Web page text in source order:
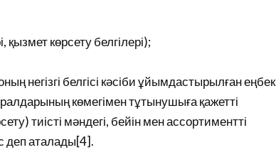
көрсету белгілері);
негізгі белгісі кәсіби ұйымдастырылған еңбек
көмегімен тұтынушыға қажетті
тиісті мәндегі, бейін мен ассортиментті
деп аталады[4].